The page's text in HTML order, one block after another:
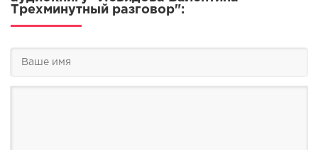
Трехминутный разговор":